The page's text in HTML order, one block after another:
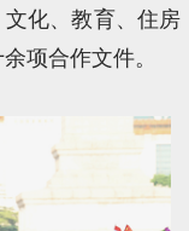
化、教育、住房
项合作文件。